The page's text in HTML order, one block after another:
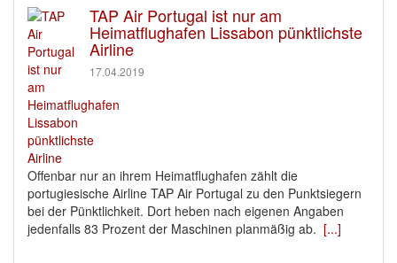
TAP Air Portugal ist nur am
Heimatflughafen Lissabon pünktlichste
Airline
17.04.2019
Offenbar nur an ihrem Heimatflughafen zählt die
portugiesische Airline TAP Air Portugal zu den Punktsiegern
bei der Pünktlichkeit. Dort heben nach eigenen Angaben
jedenfalls 83 Prozent der Maschinen planmäßig ab. [...]